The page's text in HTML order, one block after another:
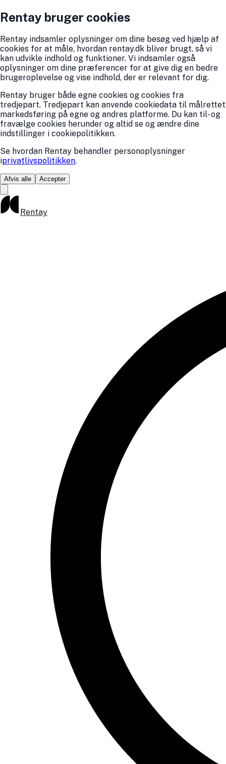
Rentay bruger cookies
Rentay indsamler oplysninger om dine besøg ved hjælp af
cookies for at måle, hvordan rentay.dk bliver brugt, så vi
kan udvikle indhold og funktioner. Vi indsamler også
oplysninger om dine præferencer for at give dig en bedre
brugeroplevelse og vise indhold, der er relevant for dig.
Rentay bruger både egne cookies og cookies fra
tredjepart. Tredjepart kan anvende cookiedata til målrettet
markedsføring på egne og andres platforme. Du kan til- og
fravælge cookies herunder og altid se og ændre dine
indstillinger i cookiepolitikken.
Se hvordan Rentay behandler personoplysninger
iprivatlivspolitikken.
Afvis alle Accepter
Rentay